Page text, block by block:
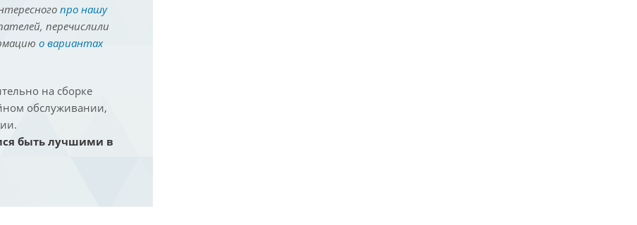
про нашу
перечислили
о вариантах
на сборке
обслуживании,
быть лучшими в